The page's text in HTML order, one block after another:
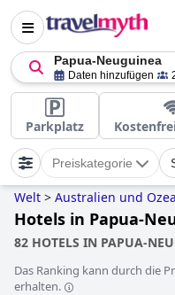
Papua-Neuguinea
Daten hinzufügen
Parkplatz
Preiskategorie
Welt > Australien und
Hotels in Papua-
82 HOTELS IN PAPUA-
Das Ranking kann durch die
erhalten.